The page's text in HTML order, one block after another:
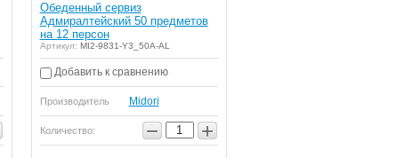
Обеденный сервиз
Адмиралтейский 50 предметов
на 12 персон
Артикул: MI2-9831-Y3_50A-AL
Добавить к сравнению
Производитель Midori
Количество: − +